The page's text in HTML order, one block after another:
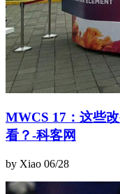
MWCS 17：这些
看？-科客网
by Xiao 06/28